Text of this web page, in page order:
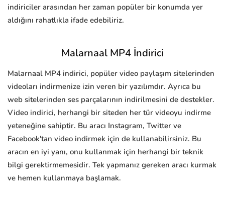
indiriciler arasından her zaman popüler bir konumda yer
aldığını rahatlıkla ifade edebiliriz.
Malarnaal MP4 İndirici
Malarnaal MP4 indirici, popüler video paylaşım sitelerinden
videoları indirmenize izin veren bir yazılımdır. Ayrıca bu
web sitelerinden ses parçalarının indirilmesini de destekler.
Video indirici, herhangi bir siteden her tür videoyu indirme
yeteneğine sahiptir. Bu aracı Instagram, Twitter ve
Facebook'tan video indirmek için de kullanabilirsiniz. Bu
aracın en iyi yanı, onu kullanmak için herhangi bir teknik
bilgi gerektirmemesidir. Tek yapmanız gereken aracı kurmak
ve hemen kullanmaya başlamak.